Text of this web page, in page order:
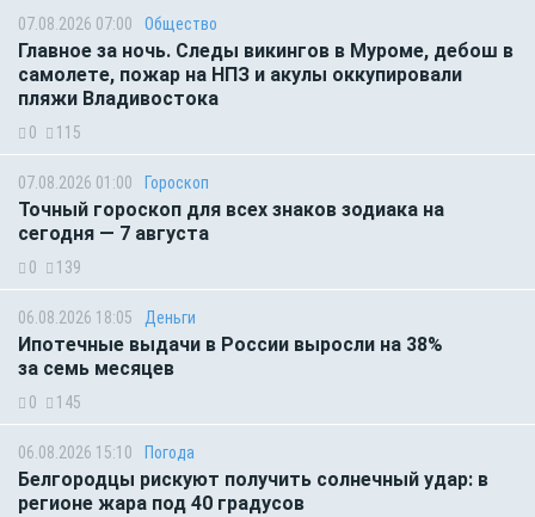
07.08.2026 07:00 Общество
Главное за ночь. Следы викингов в Муроме, дебош в
самолете, пожар на НПЗ и акулы оккупировали
пляжи Владивостока
0 115
07.08.2026 01:00 Гороскоп
Точный гороскоп для всех знаков зодиака на
сегодня — 7 августа
0 139
06.08.2026 18:05 Деньги
Ипотечные выдачи в России выросли на 38%
за семь месяцев
0 145
06.08.2026 15:10 Погода
Белгородцы рискуют получить солнечный удар: в
регионе жара под 40 градусов